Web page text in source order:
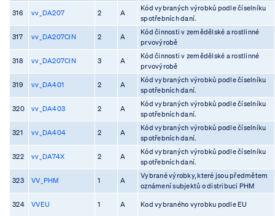
316 vv_DA207 2 A
Kód vybraných výrobků podle číselníku
spotřebních daní.
317 vv_DA207CIN 2 A
Kód činnosti v zemědělské a rostlinné
prvovýrobě
318 vv_DA207CIN 3 A
Kód činnosti v zemědělské a rostlinné
prvovýrobě
319 vv_DA401 2 A
Kód vybraných výrobků podle číselníku
spotřebních daní.
320 vv_DA403 2 A
Kód vybraných výrobků podle číselníku
spotřebních daní.
321 vv_DA404 2 A
Kód vybraných výrobků podle číselníku
spotřebních daní.
322 vv_DA74X 2 A
Kód vybraných výrobků podle číselníku
spotřebních daní.
323 VV_PHM 1 A
Vybrané výrobky, které jsou předmětem
oznámení subjektů o distribuci PHM
324 VVEU 1 A Kod vybraného vyrobku podle EU